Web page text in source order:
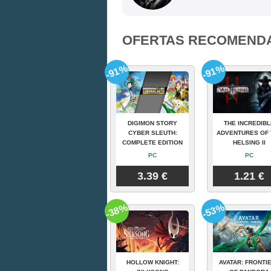
OFERTAS
DIGIMON STORY
CYBER SLEUTH:
COMPLETE EDITION
PC
3.39 €
-91%
THE
ADVENTURES OF
HELSING II
PC
1.21 €
-91%
HOLLOW KNIGHT:
-38%
AVATAR:
-53%